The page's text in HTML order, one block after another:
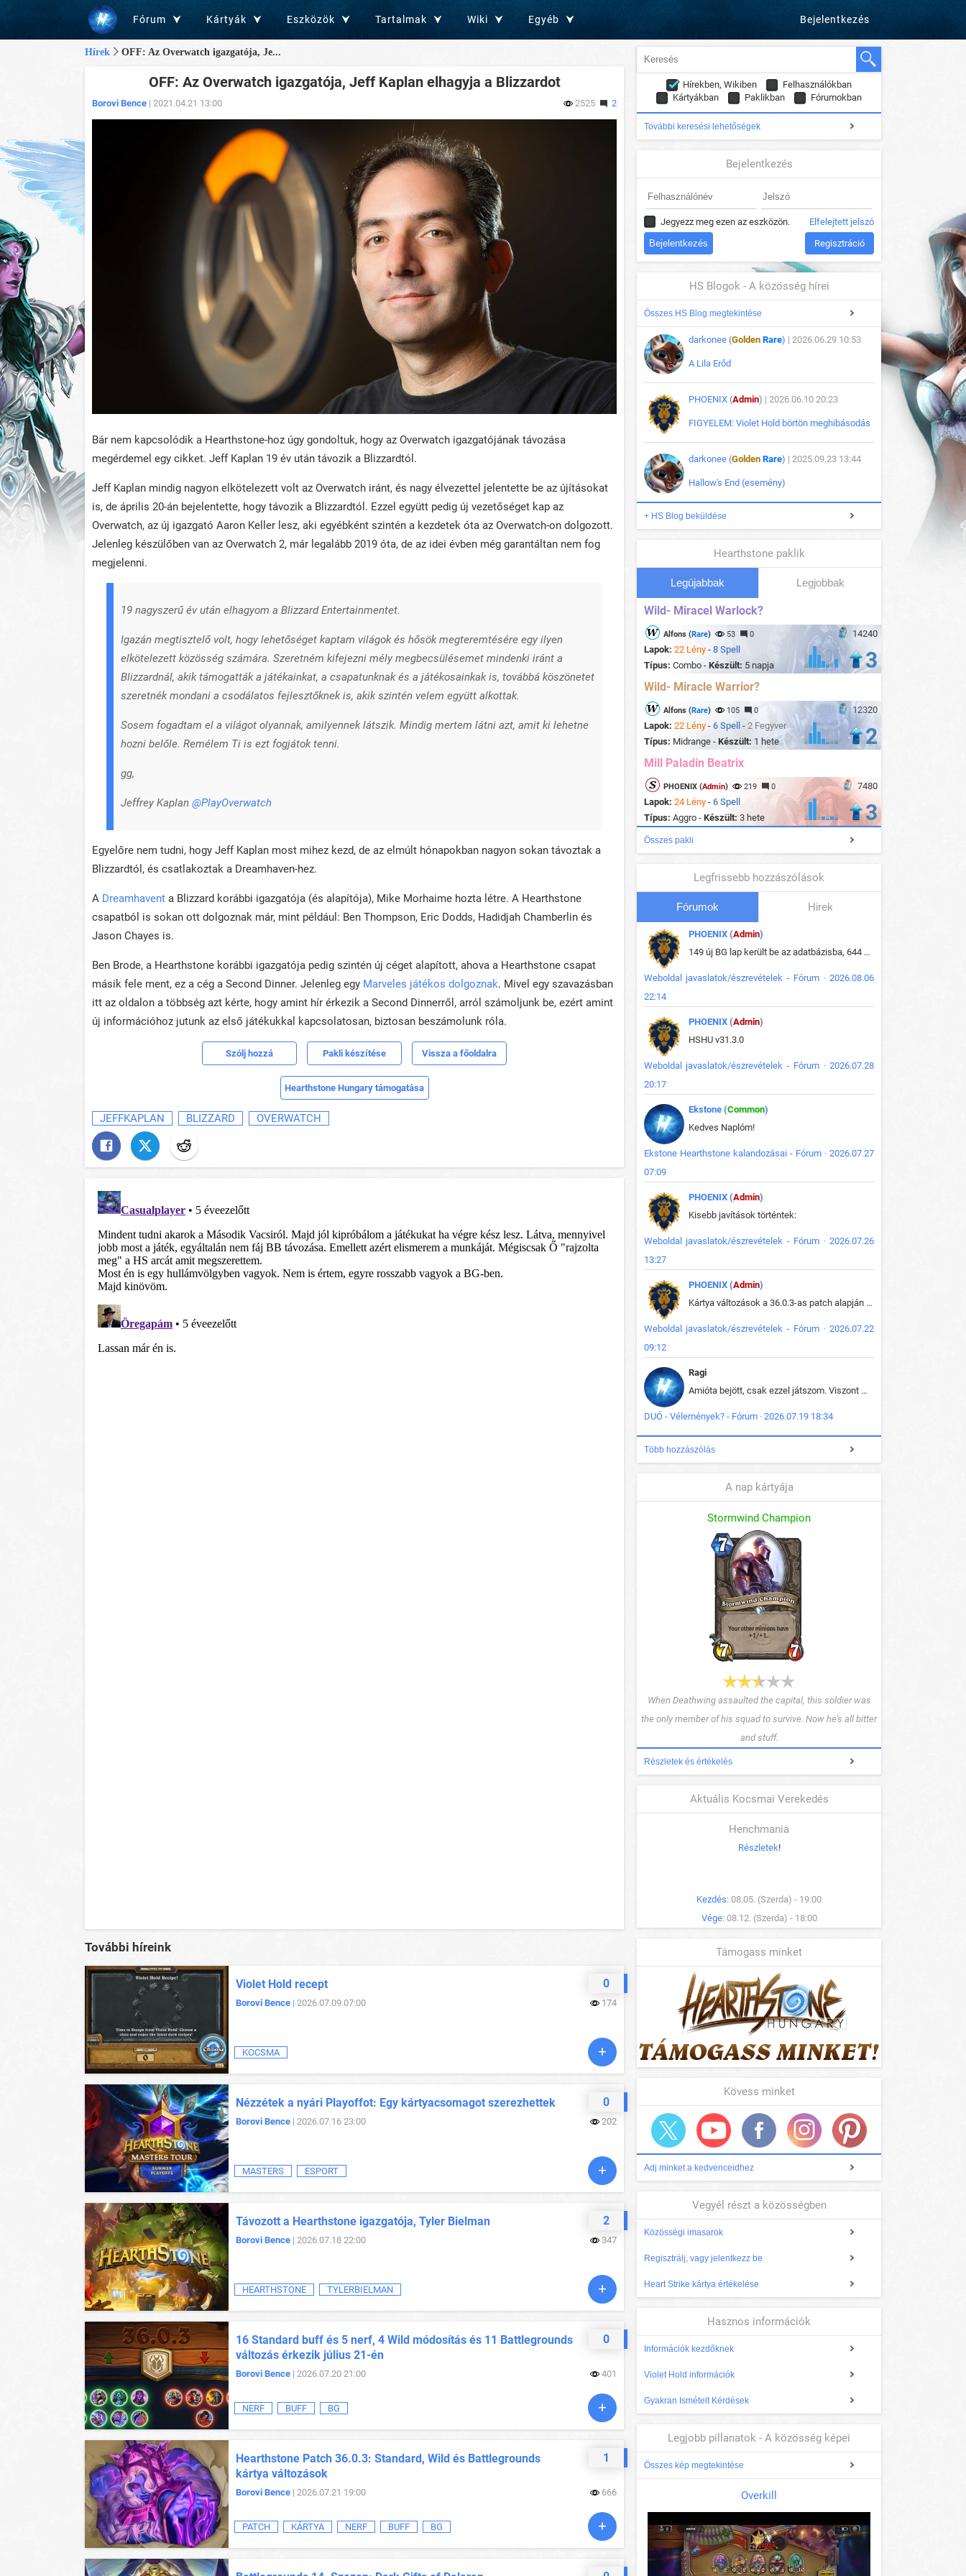
Fórum Kártyák Eszközök Tartalmak Wiki Egyéb Bejelentkezés
Hírek OFF: Az Overwatch igazgatója, Je...
OFF: Az Overwatch igazgatója, Jeff Kaplan elhagyja a Blizzardot
Borovi Bence | 2021.04.21 13:00 2525 2
Bár nem kapcsolódik a Hearthstone-hoz úgy gondoltuk, hogy az Overwatch igazgatójának távozása
megérdemel egy cikket. Jeff Kaplan 19 év után távozik a Blizzardtól.
Jeff Kaplan mindig nagyon elkötelezett volt az Overwatch iránt, és nagy élvezettel jelentette be az újításokat
is, de április 20-án bejelentette, hogy távozik a Blizzardtól. Ezzel együtt pedig új vezetőséget kap az
Overwatch, az új igazgató Aaron Keller lesz, aki egyébként szintén a kezdetek óta az Overwatch-on dolgozott.
Jelenleg készülőben van az Overwatch 2, már legalább 2019 óta, de az idei évben még garantáltan nem fog
megjelenni.
19 nagyszerű év után elhagyom a Blizzard Entertainmentet.
Igazán megtisztelő volt, hogy lehetőséget kaptam világok és hősök megteremtésére egy ilyen
elkötelezett közösség számára. Szeretném kifejezni mély megbecsülésemet mindenki iránt a
Blizzardnál, akik támogatták a játékainkat, a csapatunknak és a játékosainkak is, továbbá köszönetet
szeretnék mondani a csodálatos fejlesztőknek is, akik szintén velem együtt alkottak.
Sosem fogadtam el a világot olyannak, amilyennek látszik. Mindig mertem látni azt, amit ki lehetne
hozni belőle. Remélem Ti is ezt fogjátok tenni.
gg,
Jeffrey Kaplan @PlayOverwatch
Egyelőre nem tudni, hogy Jeff Kaplan most mihez kezd, de az elmúlt hónapokban nagyon sokan távoztak a
Blizzardtól, és csatlakoztak a Dreamhaven-hez.
A Dreamhavent a Blizzard korábbi igazgatója (és alapítója), Mike Morhaime hozta létre. A Hearthstone
csapatból is sokan ott dolgoznak már, mint például: Ben Thompson, Eric Dodds, Hadidjah Chamberlin és
Jason Chayes is.
Ben Brode, a Hearthstone korábbi igazgatója pedig szintén új céget alapított, ahova a Hearthstone csapat
másik fele ment, ez a cég a Second Dinner. Jelenleg egy Marveles játékos dolgoznak. Mivel egy szavazásban
itt az oldalon a többség azt kérte, hogy amint hír érkezik a Second Dinnerről, arról számoljunk be, ezért amint
új információhoz jutunk az első játékukkal kapcsolatosan, biztosan beszámolunk róla.
Szólj hozzá Pakli készítése Vissza a főoldalra
Hearthstone Hungary támogatása
JEFFKAPLAN BLIZZARD OVERWATCH
További híreink
0
Violet Hold recept
Borovi Bence | 2026.07.09 07:00 174
KOCSMA
0
Nézzétek a nyári Playoffot: Egy kártyacsomagot szerezhettek
Borovi Bence | 2026.07.16 23:00 202
MASTERS ESPORT
2
Távozott a Hearthstone igazgatója, Tyler Bielman
Borovi Bence | 2026.07.18 22:00 347
HEARTHSTONE TYLERBIELMAN
0
16 Standard buff és 5 nerf, 4 Wild módosítás és 11 Battlegrounds
változás érkezik július 21-én
Borovi Bence | 2026.07.20 21:00 401
NERF BUFF BG
1
Hearthstone Patch 36.0.3: Standard, Wild és Battlegrounds
kártya változások
Borovi Bence | 2026.07.21 19:00 666
PATCH KÁRTYA NERF BUFF BG
Hírekben, Wikiben
Felhasználókban
Kártyákban
Paklikban Fórumokban
További keresési lehetőségek
Bejelentkezés
Jegyezz meg ezen az eszközön. Elfelejtett jelszó
Regisztráció
HS Blogok - A közösség hírei
Összes HS Blog megtekintése
darkonee (Golden Rare) | 2026.06.29 10:53
A Lila Erőd
PHOENIX (Admin) | 2026.06.10 20:23
FIGYELEM: Violet Hold börtön meghibásodás
darkonee (Golden Rare) | 2025.09.23 13:44
Hallow's End (esemény)
+ HS Blog beküldése
Hearthstone paklik
Legújabbak Legjobbak
Wild- Miracel Warlock?
14240
Alfons (Rare) 53 0
Lapok: 22 Lény - 8 Spell
Típus: Combo - Készült: 5 napja 3
Wild- Miracle Warrior?
12320
Alfons (Rare) 105 0
Lapok: 22 Lény - 6 Spell - 2 Fegyver
Típus: Midrange - Készült: 1 hete 2
Mill Paladin Beatrix
7480
PHOENIX (Admin) 219 0
Lapok: 24 Lény - 6 Spell
Típus: Aggro - Készült: 3 hete 3
Összes pakli
Legfrissebb hozzászólások
Fórumok Hirek
PHOENIX (Admin)
149 új BG lap került be az adatbázisba, 644 db meglévő BG lap módosult, bekerültek az új képek a megváltozott lapokhoz is.
Weboldal javaslatok/észrevételek - Fórum · 2026.08.06
22:14
PHOENIX (Admin)
HSHU v31.3.0
Weboldal javaslatok/észrevételek - Fórum · 2026.07.28
20:17
Ekstone (Common)
Kedves Naplóm!
Ekstone Hearthstone kalandozásai - Fórum · 2026.07.27
07:09
PHOENIX (Admin)
Kisebb javítások történtek:
Weboldal javaslatok/észrevételek - Fórum · 2026.07.26
13:27
PHOENIX (Admin)
Kártya változások a 36.0.3-as patch alapján frissítve az adatbázisban (képek is cserélve).
Weboldal javaslatok/észrevételek - Fórum · 2026.07.22
09:12
Ragi
Amióta bejött, csak ezzel játszom. Viszont mint minden más - akár az alapjáték is, ez is baromira összetett lett. Néha már pár kör után is esélytelen az egész. Vagy irreállisan túltápol valaki, vagy lelép a partner, vagy csak hülye mint a segg. És amikor eljönne az én időm, na akkor jön el mindenki másé is. Engem jobban érdekelne, hogy ki milyen ratingen szokott játszani. Na ez lenne egy érdekes adat.
DUÓ - Vélemények? - Fórum · 2026.07.19 18:34
Több hozzászólás
A nap kártyája
Stormwind Champion
When Deathwing assaulted the capital, this soldier was
the only member of his squad to survive. Now he's all bitter
and stuff.
Részletek és értékelés
Aktuális Kocsmai Verekedés
Henchmania
Részletek!
Kezdés: 08.05. (Szerda) - 19:00
Vége: 08.12. (Szerda) - 18:00
Támogass minket
Kövess minket
Adj minket a kedvenceidhez
Vegyél részt a közösségben
Közösségi imasarok
Regisztrálj, vagy jelentkezz be
Heart Strike kártya értékelése
Hasznos információk
Információk kezdőknek
Violet Hold információk
Gyakran Ismételt Kérdések
Legjobb pillanatok - A közösség képei
Összes kép megtekintése
Overkill